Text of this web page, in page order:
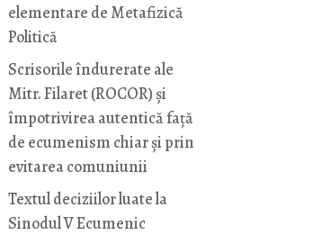
elementare de Metafizică
Politică
Scrisorile îndurerate ale
Mitr. Filaret (ROCOR) și
împotrivirea autentică față
de ecumenism chiar și prin
evitarea comuniunii
Textul deciziilor luate la
Sinodul V Ecumenic